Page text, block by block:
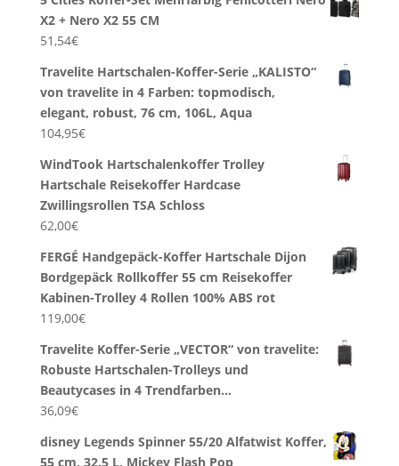
X2 + Nero X2 55 CM
51,54€
Travelite Hartschalen-Koffer-Serie „KALISTO“
von travelite in 4 Farben: topmodisch,
elegant, robust, 76 cm, 106L, Aqua
104,95€
WindTook Hartschalenkoffer Trolley
Hartschale Reisekoffer Hardcase
Zwillingsrollen TSA Schloss
62,00€
FERGÉ Handgepäck-Koffer Hartschale Dijon
Bordgepäck Rollkoffer 55 cm Reisekoffer
Kabinen-Trolley 4 Rollen 100% ABS rot
119,00€
Travelite Koffer-Serie „VECTOR“ von travelite:
Robuste Hartschalen-Trolleys und
Beautycases in 4 Trendfarben…
36,09€
disney Legends Spinner 55/20 Alfatwist Koffer,
55 cm, 32.5 L, Mickey Flash Pop